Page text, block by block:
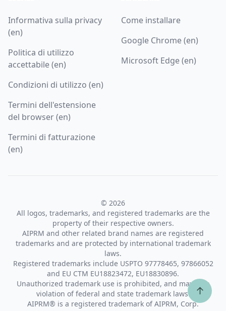
Informativa sulla privacy
(en)
Politica di utilizzo
accettabile (en)
Condizioni di utilizzo (en)
Termini dell'estensione
del browser (en)
Termini di fatturazione
(en)
Come installare
Google Chrome (en)
Microsoft Edge (en)
© 2026
All logos, trademarks, and registered trademarks are the
property of their respective owners.
AIPRM and other related brand names are registered
trademarks and are protected by international trademark
laws.
Registered trademarks include USPTO 97778465, 97866052
and EU CTM EU18823472, EU18830896.
Unauthorized trademark use is prohibited, and may be a
violation of federal and state trademark laws.
AIPRM® is a registered trademark of AIPRM, Corp.
↑